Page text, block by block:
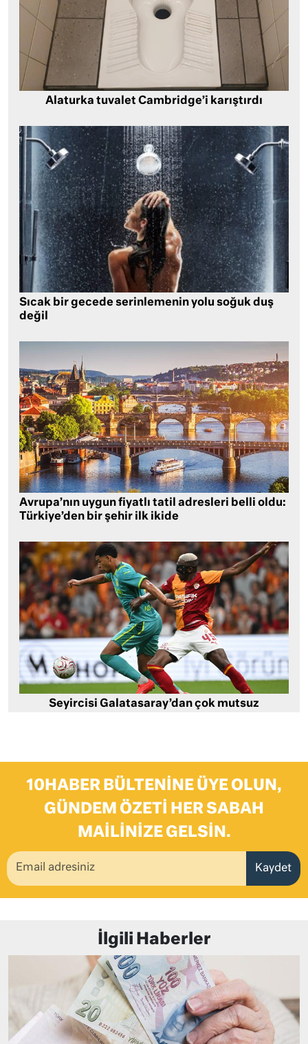
Alaturka tuvalet Cambridge’i karıştırdı
Sıcak bir gecede serinlemenin yolu soğuk duş
değil
Avrupa’nın uygun fiyatlı tatil adresleri belli oldu:
Türkiye’den bir şehir ilk ikide
Seyircisi Galatasaray’dan çok mutsuz
10HABER BÜLTENINE ÜYE OLUN,
GÜNDEM ÖZETI HER SABAH
MAILINIZE GELSIN.
Kaydet
İlgili Haberler